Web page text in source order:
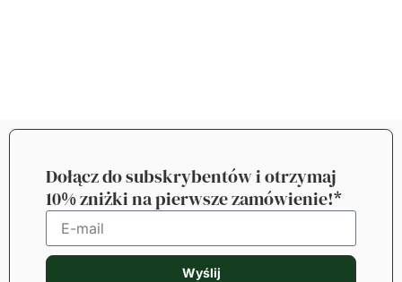
Dołącz do subskrybentów i otrzymaj
10% zniżki na pierwsze zamówienie!*
Wyślij